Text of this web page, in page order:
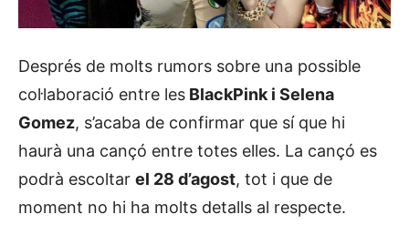
Després de molts rumors sobre una possible
col·laboració entre les BlackPink i Selena
Gomez, s’acaba de confirmar que sí que hi
haurà una cançó entre totes elles. La cançó es
podrà escoltar el 28 d’agost, tot i que de
moment no hi ha molts detalls al respecte.